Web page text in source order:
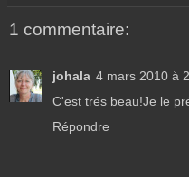
1 commentaire:
johala 4 mars 2010 à
C'est trés beau!Je le
Répondre